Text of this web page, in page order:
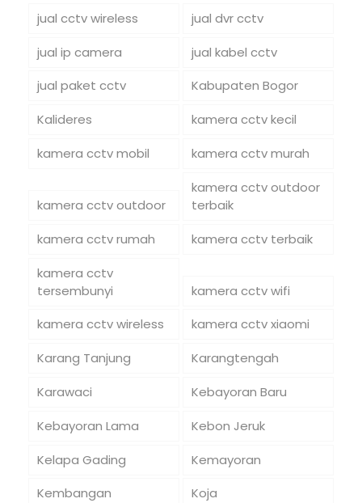
jual cctv wireless
jual dvr cctv
jual ip camera
jual kabel cctv
jual paket cctv
Kabupaten Bogor
Kalideres
kamera cctv kecil
kamera cctv mobil
kamera cctv murah
kamera cctv outdoor
kamera cctv outdoor
terbaik
kamera cctv rumah
kamera cctv terbaik
kamera cctv
tersembunyi
kamera cctv wifi
kamera cctv wireless
kamera cctv xiaomi
Karang Tanjung
Karangtengah
Karawaci
Kebayoran Baru
Kebayoran Lama
Kebon Jeruk
Kelapa Gading
Kemayoran
Kembangan
Koja